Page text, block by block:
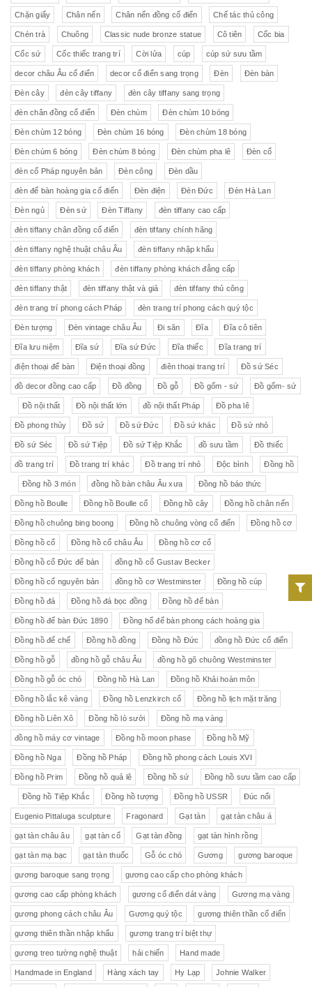
Chặn giấy Chân nến Chân nến đồng cổ điển Chế tác thủ công
Chén trà Chuông Classic nude bronze statue Cô tiên Cốc bia
Cốc sứ Cốc thiếc trang trí Cời lửa cúp cúp sứ sưu tầm
decor châu Âu cổ điển decor cổ điển sang trọng Đèn Đèn bàn
Đèn cây đèn cây tiffany đèn cây tiffany sang trọng
đèn chân đồng cổ điển Đèn chùm Đèn chùm 10 bóng
Đèn chùm 12 bóng Đèn chùm 16 bóng Đèn chùm 18 bóng
Đèn chùm 6 bóng Đèn chùm 8 bóng Đèn chùm pha lê Đèn cổ
đèn cổ Pháp nguyên bản Đèn công Đèn dầu
đèn để bàn hoàng gia cổ điển Đèn điện Đèn Đức Đèn Hà Lan
Đèn ngủ Đèn sứ Đèn Tiffany đèn tiffany cao cấp
đèn tiffany chân đồng cổ điển đèn tiffany chính hãng
đèn tiffany nghệ thuật châu Âu đèn tiffany nhập khẩu
đèn tiffany phòng khách đèn tiffany phòng khách đẳng cấp
đèn tiffany thật đèn tiffany thật và giả đèn tiffany thủ công
đèn trang trí phong cách Pháp đèn trang trí phong cách quý tộc
Đèn tượng Đèn vintage châu Âu Đi săn Đĩa Đĩa cô tiên
Đĩa lưu niệm Đĩa sứ Đĩa sứ Đức Đĩa thiếc Đĩa trang trí
điện thoại để bàn Điện thoại đồng điên thoại trang trí Đồ sứ Séc
đồ decor đồng cao cấp Đồ đồng Đồ gỗ Đồ gốm - sứ Đồ gốm- sứ
Đồ nội thất Đồ nội thất lớn đồ nội thất Pháp Đồ pha lê
Đồ phong thủy Đồ sứ Đồ sứ Đức Đồ sứ khác Đồ sứ nhỏ
Đồ sứ Séc Đồ sứ Tiệp Đồ sứ Tiệp Khắc đồ sưu tầm Đồ thiếc
đồ trang trí Đồ trang trí khác Đồ trang trí nhỏ Độc bình Đồng hồ
Đồng hồ 3 món đồng hồ bàn châu Âu xưa Đồng hồ báo thức
Đồng hồ Boulle Đồng hồ Boulle cổ Đồng hồ cây Đồng hồ chân nến
Đồng hồ chuông bing boong Đồng hồ chuông vòng cổ điển Đồng hồ cơ
Đồng hồ cổ Đồng hồ cổ châu Âu Đồng hồ cơ cổ
Đồng hồ cổ Đức để bàn đồng hồ cổ Gustav Becker
Đồng hồ cổ nguyên bản đồng hồ cơ Westminster Đồng hồ cúp
Đồng hồ đá Đồng hồ đá bọc đồng Đồng hồ để bàn
Đồng hồ để bàn Đức 1890 Đồng hổ để bàn phong cách hoàng gia
Đồng hồ đế chế Đồng hồ đồng Đồng hồ Đức đồng hồ Đức cổ điển
Đồng hồ gỗ đồng hồ gỗ châu Âu đồng hồ gõ chuông Westminster
Đồng hồ gỗ óc chó Đồng hồ Hà Lan Đồng hồ Khải hoàn môn
Đồng hồ lắc kê vàng Đồng hồ Lenzkirch cổ Đồng hồ lịch mặt trăng
Đồng hồ Liên Xô Đồng hồ lò sưởi Đồng hồ mạ vàng
đồng hồ máy cơ vintage Đồng hồ moon phase Đồng hồ Mỹ
Đồng hồ Nga Đồng hồ Pháp Đồng hồ phong cách Louis XVI
Đồng hồ Prim Đồng hồ quả lê Đồng hồ sứ Đồng hồ sưu tầm cao cấp
Đồng hồ Tiệp Khắc Đồng hồ tượng Đồng hồ USSR Đúc nổi
Eugenio Pittaluga sculpture Fragonard Gạt tàn gạt tàn châu á
gạt tàn châu âu gạt tàn cổ Gạt tàn đồng gạt tàn hình rồng
gạt tàn mạ bạc gạt tàn thuốc Gỗ óc chó Gương gương baroque
gương baroque sang trọng gương cao cấp cho phòng khách
gương cao cấp phòng khách gương cổ điển dát vàng Gương mạ vàng
gương phong cách châu Âu Gương quý tộc gương thiên thần cổ điển
gương thiên thần nhập khẩu gương trang trí biệt thự
gương treo tường nghệ thuật hải chiến Hand made
Handmade in England Hàng xách tay Hy Lạp Johnie Walker